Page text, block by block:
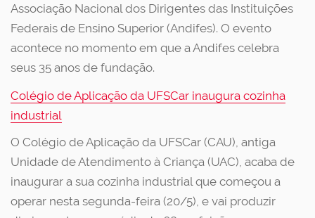
Associação Nacional dos Dirigentes das Instituições
Federais de Ensino Superior (Andifes). O evento
acontece no momento em que a Andifes celebra
seus 35 anos de fundação.
Colégio de Aplicação da UFSCar inaugura cozinha
industrial
O Colégio de Aplicação da UFSCar (CAU), antiga
Unidade de Atendimento à Criança (UAC), acaba de
inaugurar a sua cozinha industrial que começou a
operar nesta segunda-feira (20/5), e vai produzir